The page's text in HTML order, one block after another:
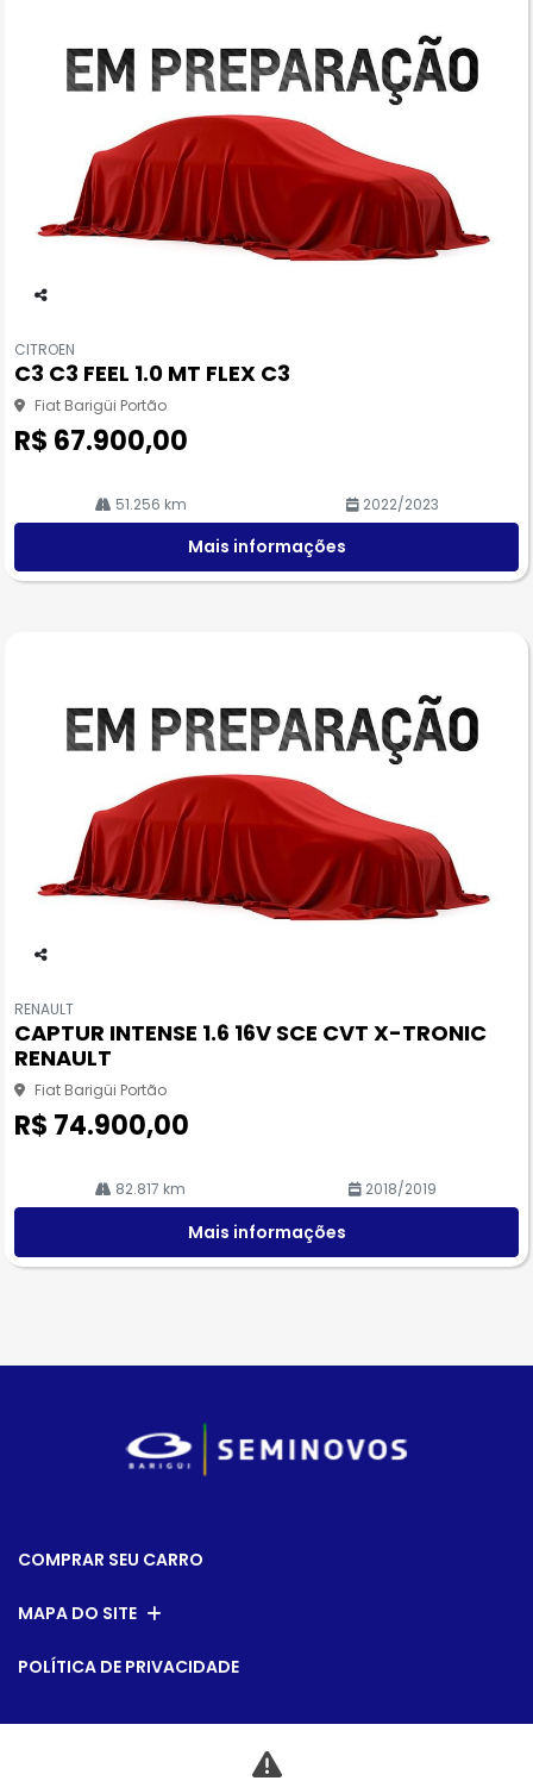
pa
rtil
he
CITROEN
C3 C3 FEEL 1.0 MT FLEX C3
Fiat Barigüi Portão
R$ 67.900,00
51.256 km 2022/2023
Mais informações
pa
rtil
he
RENAULT
CAPTUR INTENSE 1.6 16V SCE CVT X-TRONIC
RENAULT
Fiat Barigüi Portão
R$ 74.900,00
82.817 km 2018/2019
Mais informações
COMPRAR SEU CARRO
MAPA DO SITE
POLÍTICA DE PRIVACIDADE